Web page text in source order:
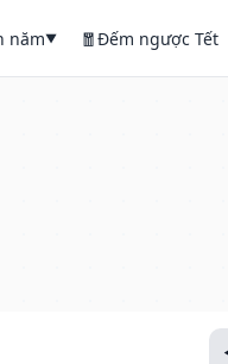
năm▼ 🧧Đếm ngược Tết